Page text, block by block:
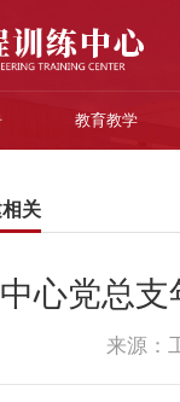
教育教学
关
中心党总
来源：